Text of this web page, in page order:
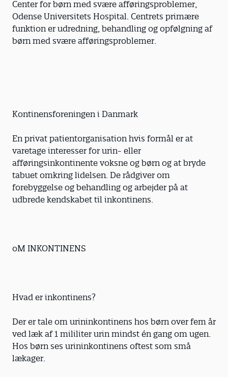
Center for børn med svære afføringsproblemer,
Odense Universitets Hospital. Centrets primære
funktion er udredning, behandling og opfølgning af
børn med svære afføringsproblemer.
Kontinensforeningen i Danmark
En privat patientorganisation hvis formål er at
varetage interesser for urin- eller
afføringsinkontinente voksne og børn og at bryde
tabuet omkring lidelsen. De rådgiver om
forebyggelse og behandling og arbejder på at
udbrede kendskabet til inkontinens.
oM INKONTINENS
Hvad er inkontinens?
Der er tale om urininkontinens hos børn over fem år
ved læk af 1 mililiter urin mindst én gang om ugen.
Hos børn ses urininkontinens oftest som små
lækager.